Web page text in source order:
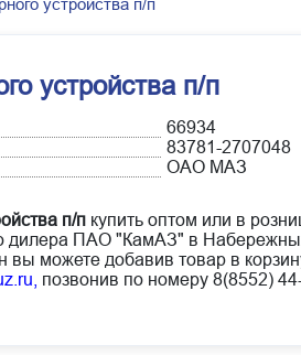
устройства п/п
устройства п/п
66934
83781-2707048
ОАО МАЗ
п/п купить оптом или в
дилера ПАО "КамАЗ" в
вы можете добавив товар в
позвонив по номеру 8(8552)